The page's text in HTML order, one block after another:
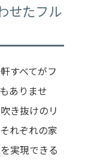
せたフル
すべてがフ
ありませ
き抜けのリ
れぞれの家
実現できる